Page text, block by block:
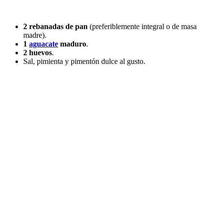
2 rebanadas de pan (preferiblemente integral o de masa
madre).
1 aguacate maduro.
2 huevos.
Sal, pimienta y pimentón dulce al gusto.